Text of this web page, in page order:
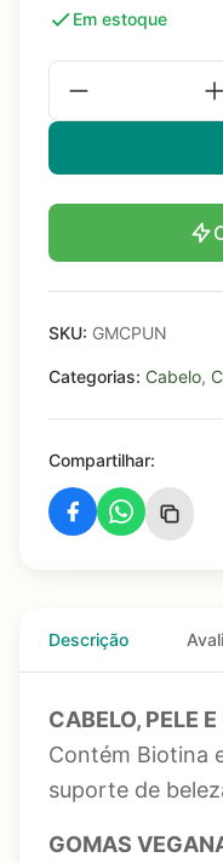
Em estoque
SKU: GMCPUN
Categorias: Cabelo,
Compartilhar:
Descrição
CABELO, PELE
Contém Biotina
suporte de
GOMAS